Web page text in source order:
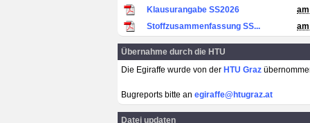
Klausurangabe SS2026
Stoffzusammenfassung SS...
Übernahme durch die HTU
Die Egiraffe wurde von der HTU Graz
Bugreports bitte an egiraffe@htugraz.at
Datei updaten